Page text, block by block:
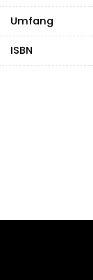
Umfang
ISBN